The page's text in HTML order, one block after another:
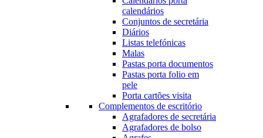
calendários
Conjuntos de secretária
Diários
Listas telefónicas
Malas
Pastas porta documentos
Pastas porta folio em
pele
Porta cartões visita
Complementos de escritório
Agrafadores de secretária
Agrafadores de bolso